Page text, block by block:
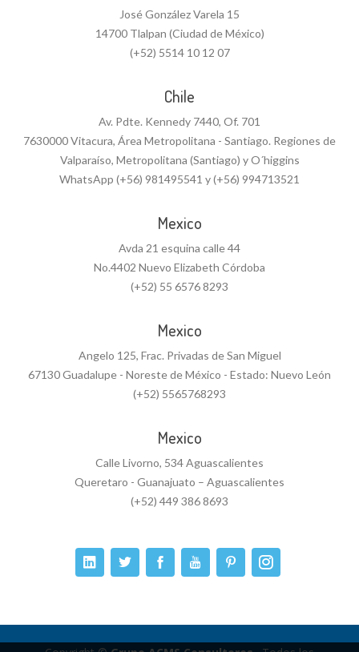
José González Varela 15
14700 Tlalpan (Ciudad de México)
(+52) 5514 10 12 07
Chile
Av. Pdte. Kennedy 7440, Of. 701
7630000 Vitacura, Área Metropolitana - Santiago. Regiones de
Valparaíso, Metropolitana (Santiago) y O´higgins
WhatsApp (+56) 981495541 y (+56) 994713521
Mexico
Avda 21 esquina calle 44
No.4402 Nuevo Elizabeth Córdoba
(+52) 55 6576 8293
Mexico
Angelo 125, Frac. Privadas de San Miguel
67130 Guadalupe - Noreste de México - Estado: Nuevo León
(+52) 5565768293
Mexico
Calle Livorno, 534 Aguascalientes
Queretaro - Guanajuato – Aguascalientes
(+52) 449 386 8693